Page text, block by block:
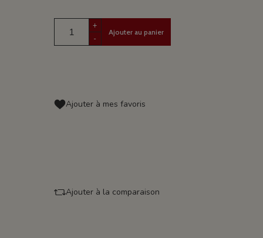
+
-
Ajouter au panier
Ajouter à mes favoris
Ajouter à la comparaison